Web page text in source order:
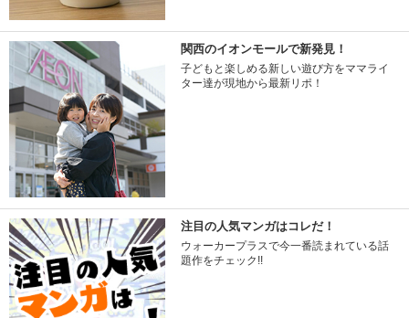
関西のイオンモールで新発見！
子どもと楽しめる新しい遊び方をママライ
ター達が現地から最新リポ！
注目の人気マンガはコレだ！
ウォーカープラスで今一番読まれている話
題作をチェック!!